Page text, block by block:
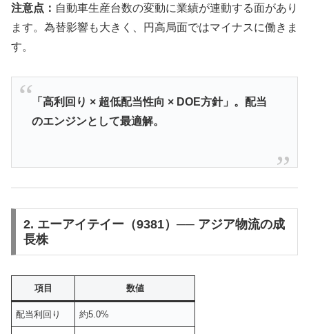
注意点： 自動車生産台数の変動に業績が連動する面があり
ます。為替影響も大きく、円高局面ではマイナスに働きま
す。
「高利回り × 超低配当性向 × DOE方針」。配当
のエンジンとして最適解。
2. エーアイテイー（9381）── アジア物流の成
長株
項目 数値
配当利回り 約5.0%